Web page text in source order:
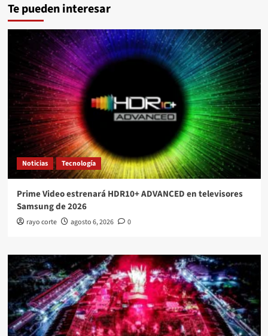
Te pueden interesar
Noticias Tecnología
Prime Video estrenará HDR10+ ADVANCED en televisores
Samsung de 2026
rayo corte agosto 6, 2026 0